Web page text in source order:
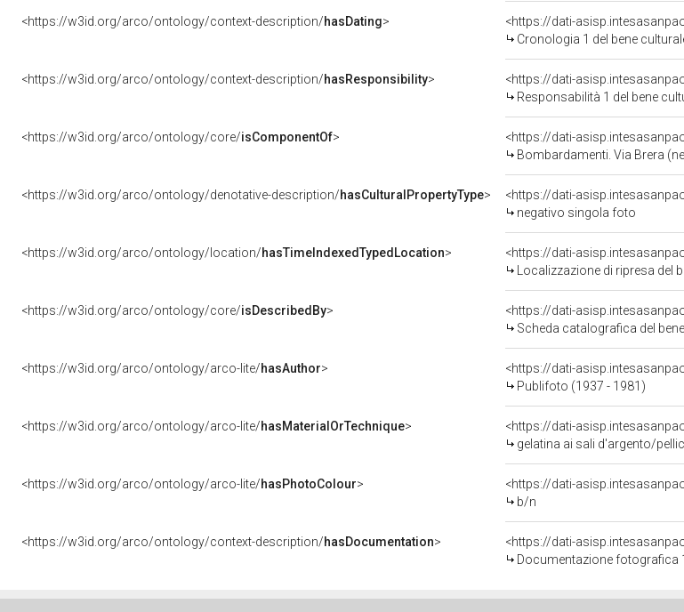
<https://w3id.org/arco/ontology/context-description/hasDating>
<https://dati-
Cronologia 1 del bene
<https://w3id.org/arco/ontology/context-description/hasResponsibility>
<https://dati-
Responsabilità 1 del bene
<https://w3id.org/arco/ontology/core/isComponentOf>
<https://dati-
Bombardamenti. Via Brera
<https://w3id.org/arco/ontology/denotative-description/hasCulturalPropertyType>
<https://dati-
negativo singola foto
<https://w3id.org/arco/ontology/location/hasTimeIndexedTypedLocation>
<https://dati-
Localizzazione di ripresa del
<https://w3id.org/arco/ontology/core/isDescribedBy>
<https://dati-
Scheda catalografica del
<https://w3id.org/arco/ontology/arco-lite/hasAuthor>
<https://dati-
Publifoto (1937 - 1981)
<https://w3id.org/arco/ontology/arco-lite/hasMaterialOrTechnique>
<https://dati-
gelatina ai sali d'argento/
<https://w3id.org/arco/ontology/arco-lite/hasPhotoColour>
<https://dati-
b/n
<https://w3id.org/arco/ontology/context-description/hasDocumentation>
<https://dati-
Documentazione fotografica